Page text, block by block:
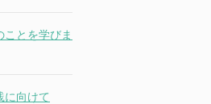
とを学びま
に向けて